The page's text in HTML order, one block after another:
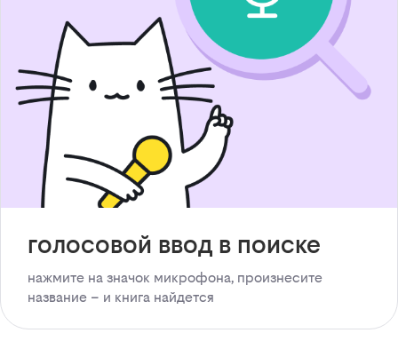
голосовой ввод в поиске
нажмите на значок микрофона, произнесите
название – и книга найдется